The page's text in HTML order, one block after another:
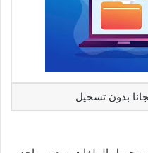
بدون تسجيل